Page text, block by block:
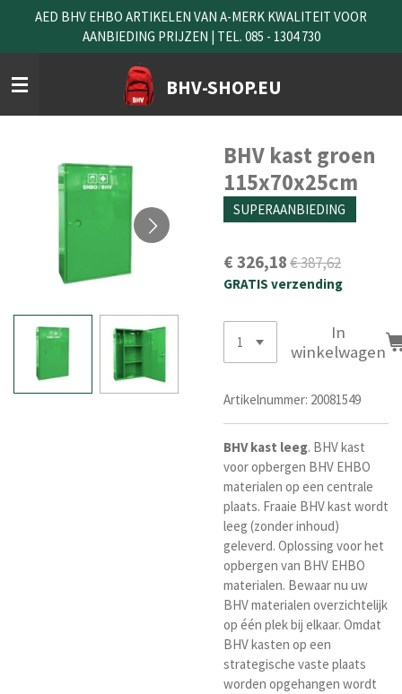
naar
de
hoofdinhoud
BHV-SHOP.EU
AED BHV EHBO ARTIKELEN VAN A-MERK KWALITEIT VOOR
AANBIEDING PRIJZEN | TEL. 085 - 1304 730
BHV kast groen
115x70x25cm
SUPERAANBIEDING
€ 326,18€ 387,62
GRATIS verzending
In
winkelwagen
Artikelnummer: 20081549
BHV kast leeg. BHV kast
voor opbergen BHV EHBO
materialen op een centrale
plaats. Fraaie BHV kast wordt
leeg (zonder inhoud)
geleverd. Oplossing voor het
opbergen van BHV EHBO
materialen. Bewaar nu uw
BHV materialen overzichtelijk
op één plek bij elkaar. Omdat
BHV kasten op een
strategische vaste plaats
worden opgehangen wordt